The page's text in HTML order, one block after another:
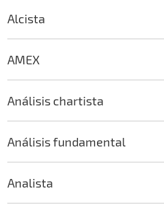
Alcista
AMEX
Análisis chartista
Análisis fundamental
Analista